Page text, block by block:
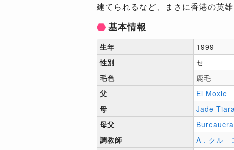
建てられるなど、まさに香港の英
基本情報
生年
1999
性別
セ
毛色
鹿毛
父
El Moxie
母
Jade
母父
調教師
A．クルー